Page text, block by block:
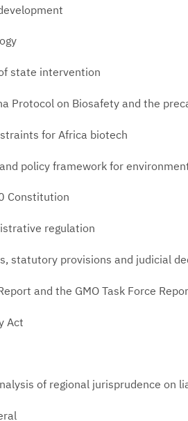
state intervention
Protocol on Biosafety and the
for Africa biotech
policy framework for
Constitution
regulation
statutory provisions and judicial
and the GMO Task Force
Act
of regional jurisprudence on